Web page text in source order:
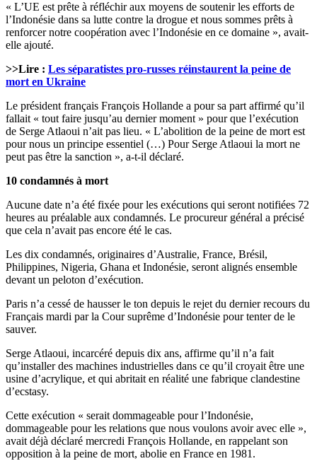
« L’UE est prête à réfléchir aux moyens de soutenir les efforts de
l’Indonésie dans sa lutte contre la drogue et nous sommes prêts à
renforcer notre coopération avec l’Indonésie en ce domaine », avait-
elle ajouté.
>>Lire : Les séparatistes pro-russes réinstaurent la peine de
mort en Ukraine
Le président français François Hollande a pour sa part affirmé qu’il
fallait « tout faire jusqu’au dernier moment » pour que l’exécution
de Serge Atlaoui n’ait pas lieu. « L’abolition de la peine de mort est
pour nous un principe essentiel (…) Pour Serge Atlaoui la mort ne
peut pas être la sanction », a-t-il déclaré.
10 condamnés à mort
Aucune date n’a été fixée pour les exécutions qui seront notifiées 72
heures au préalable aux condamnés. Le procureur général a précisé
que cela n’avait pas encore été le cas.
Les dix condamnés, originaires d’Australie, France, Brésil,
Philippines, Nigeria, Ghana et Indonésie, seront alignés ensemble
devant un peloton d’exécution.
Paris n’a cessé de hausser le ton depuis le rejet du dernier recours du
Français mardi par la Cour suprême d’Indonésie pour tenter de le
sauver.
Serge Atlaoui, incarcéré depuis dix ans, affirme qu’il n’a fait
qu’installer des machines industrielles dans ce qu’il croyait être une
usine d’acrylique, et qui abritait en réalité une fabrique clandestine
d’ecstasy.
Cette exécution « serait dommageable pour l’Indonésie,
dommageable pour les relations que nous voulons avoir avec elle »,
avait déjà déclaré mercredi François Hollande, en rappelant son
opposition à la peine de mort, abolie en France en 1981.